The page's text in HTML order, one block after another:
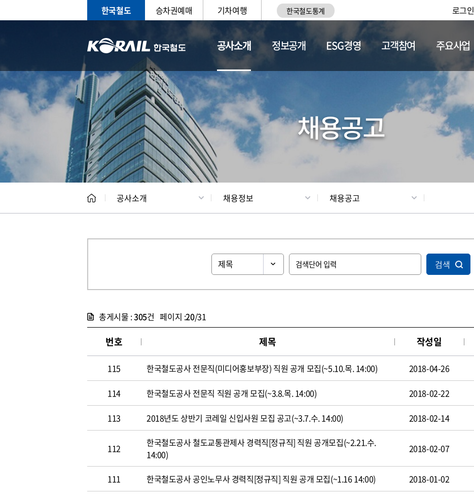
한국철도 승차권예매 기차여행 한국철도통계 로그인
공사소개
CEO 일반현황 채용정보
정보공개 ESG경영 고객참여 주요사업
채용공고
공사소개 채용정보 채용공고
검색
총게시물 :305건 페이지 :20/31
번호 제목 작성일
115 한국철도공사 전문직(미디어홍보부장) 직원 공개 모집(~5.10.목. 14:00) 2018-04-26
114 한국철도공사 전문직 직원 공개 모집(~3.8.목. 14:00) 2018-02-22
113 2018년도 상반기 코레일 신입사원 모집 공고(~3.7.수. 14:00) 2018-02-14
112
한국철도공사 철도교통관제사 경력직[정규직] 직원 공개모집(~2.21.수.
14:00)
2018-02-07
111 한국철도공사 공인노무사 경력직[정규직] 직원 공개 모집(~1.16 14:00) 2018-01-02